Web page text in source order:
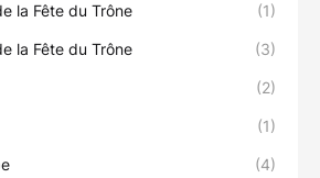
la Fête du Trône (1)
la Fête du Trône (3)
(2)
(1)
(4)